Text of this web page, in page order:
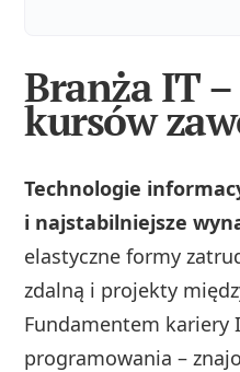
Branża IT
kursów
Technologie
i najstabilniejsze
elastyczne formy
zdalną i projekty
Fundamentem kariery
programowania –